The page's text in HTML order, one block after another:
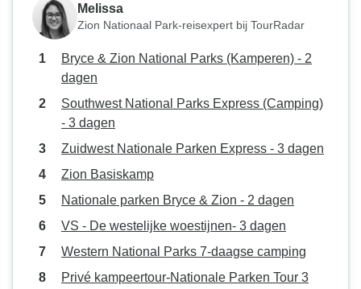
Melissa
Zion Nationaal Park-reisexpert bij TourRadar
Bryce & Zion National Parks (Kamperen) - 2
dagen
Southwest National Parks Express (Camping)
- 3 dagen
Zuidwest Nationale Parken Express - 3 dagen
Zion Basiskamp
Nationale parken Bryce & Zion - 2 dagen
VS - De westelijke woestijnen- 3 dagen
Western National Parks 7-daagse camping
Privé kampeertour-Nationale Parken Tour 3